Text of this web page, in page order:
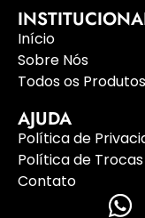
Início
Sobre Nós
Todos os Produtos
AJUDA
Política de
Política de
Contato